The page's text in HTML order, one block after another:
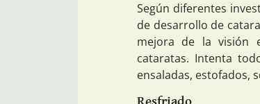
Según diferentes
de desarrollo de
mejora de la visión
cataratas. Intenta
ensaladas, estofados,